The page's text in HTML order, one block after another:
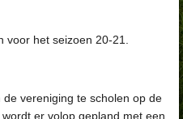
het seizoen 20-21.
vereniging te scholen op de
er volop gepland met een